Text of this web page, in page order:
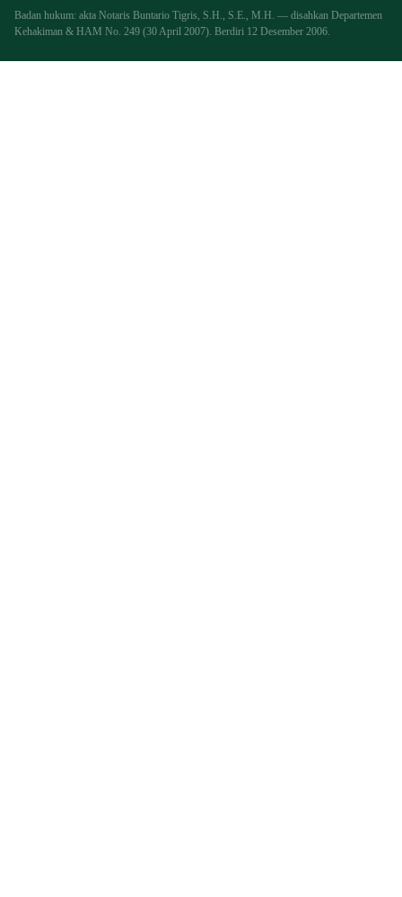
Badan hukum: akta Notaris Buntario Tigris, S.H., S.E., M.H. — disahkan Departemen
Kehakiman & HAM No. 249 (30 April 2007). Berdiri 12 Desember 2006.